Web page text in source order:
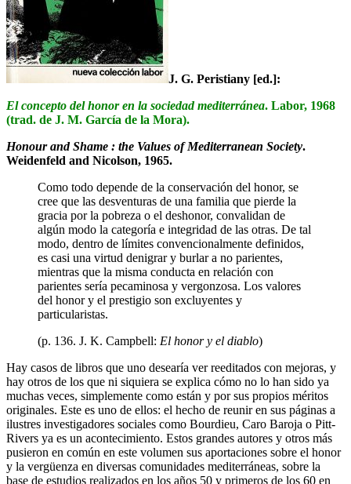
J. G. Peristiany [ed.]:
El concepto del honor en la sociedad mediterránea. Labor, 1968
(trad. de J. M. García de la Mora).
Honour and Shame : the Values of Mediterranean Society.
Weidenfeld and Nicolson, 1965.
Como todo depende de la conservación del honor, se
cree que las desventuras de una familia que pierde la
gracia por la pobreza o el deshonor, convalidan de
algún modo la categoría e integridad de las otras. De tal
modo, dentro de límites convencionalmente definidos,
es casi una virtud denigrar y burlar a no parientes,
mientras que la misma conducta en relación con
parientes sería pecaminosa y vergonzosa. Los valores
del honor y el prestigio son excluyentes y
particularistas.
(p. 136. J. K. Campbell: El honor y el diablo)
Hay casos de libros que uno desearía ver reeditados con mejoras, y
hay otros de los que ni siquiera se explica cómo no lo han sido ya
muchas veces, simplemente como están y por sus propios méritos
originales. Este es uno de ellos: el hecho de reunir en sus páginas a
ilustres investigadores sociales como Bourdieu, Caro Baroja o Pitt-
Rivers ya es un acontecimiento. Estos grandes autores y otros más
pusieron en común en este volumen sus aportaciones sobre el honor
y la vergüenza en diversas comunidades mediterráneas, sobre la
base de estudios realizados en los años 50 y primeros de los 60 en